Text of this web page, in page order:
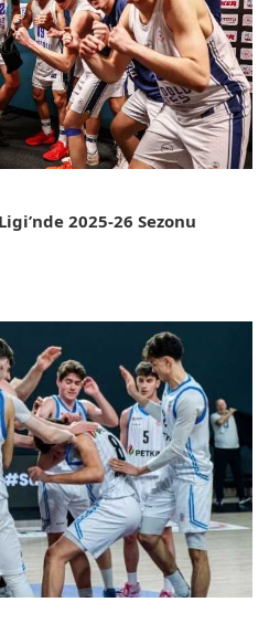
2025-26 Sezonu